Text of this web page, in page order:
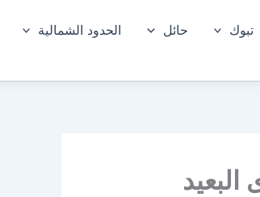
تبوك حائل الحدود الشمالية